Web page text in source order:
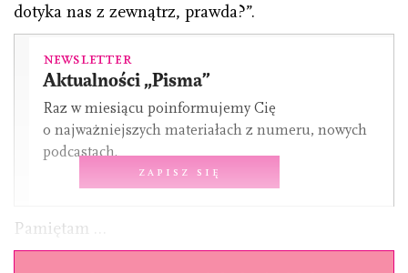
dotyka nas z zewnątrz, prawda?”.
Newsletter
Aktualności „Pisma”
Raz w miesiącu poinformujemy Cię
o najważniejszych materiałach z numeru, nowych
podcastach.
Zapisz się
Pamiętam …